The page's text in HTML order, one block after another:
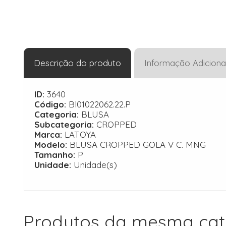
Descrição do produto Informação
ID: 3640
Código: Bl01022062.22.P
Categoria: BLUSA
Subcategoria: CROPPED
Marca: LATOYA
Modelo: BLUSA CROPPED GOLA V C. MNG
Tamanho: P
Unidade: Unidade(s)
Produtos da mesma